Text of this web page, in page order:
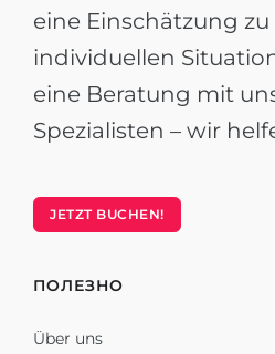
eine Einschätzung
individuellen
eine Beratung mit
Spezialisten – wir
JETZT BUCHEN!
ПОЛЕЗНО
Über uns